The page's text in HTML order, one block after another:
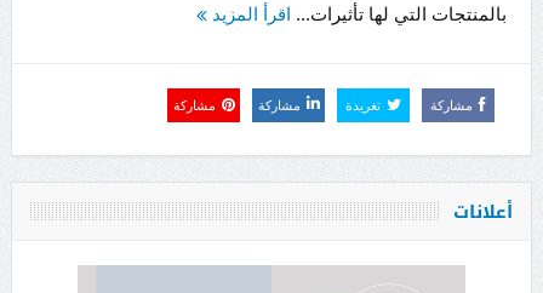
بالمنتجات التي لها تأثيرات... اقرأ المزيد
مشاركة تغريدة مشاركة مشاركة
أعلانات